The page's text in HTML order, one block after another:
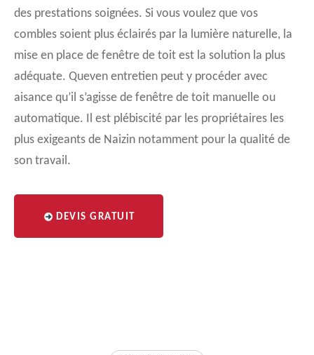
des prestations soignées. Si vous voulez que vos
combles soient plus éclairés par la lumière naturelle, la
mise en place de fenêtre de toit est la solution la plus
adéquate. Queven entretien peut y procéder avec
aisance qu’il s’agisse de fenêtre de toit manuelle ou
automatique. Il est plébiscité par les propriétaires les
plus exigeants de Naizin notamment pour la qualité de
son travail.
DEVIS GRATUIT